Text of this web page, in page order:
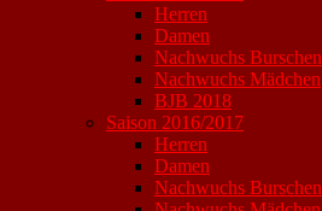
Herren
Damen
Nachwuchs Burschen
Nachwuchs Mädchen
BJB 2018
Saison 2016/2017
Herren
Damen
Nachwuchs Burschen